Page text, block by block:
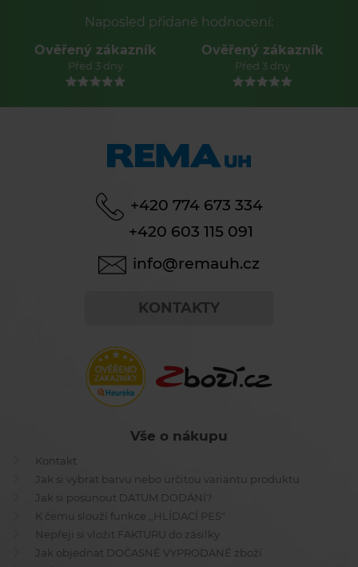
Naposled přidané hodnocení:
Ověřený zákazník
Před 3 dny
Ověřený zákazník
Před 3 dny
+420 774 673 334
+420 603 115 091
info@remauh.cz
KONTAKTY
Vše o nákupu
Kontakt
Jak si vybrat barvu nebo určitou variantu produktu
Jak si posunout DATUM DODÁNÍ?
K čemu slouží funkce ,,HLÍDACÍ PES"
Nepřeji si vložit FAKTURU do zásilky
Jak objednat DOČASNĚ VYPRODANÉ zboží